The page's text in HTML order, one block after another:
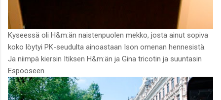
Kyseessä oli H&m:än naistenpuolen mekko, josta ainut sopiva
koko löytyi PK-seudulta ainoastaan Ison omenan hennesistä.
Ja niimpä kiersin Itiksen H&m:än ja Gina tricotin ja suuntasin
Espooseen.